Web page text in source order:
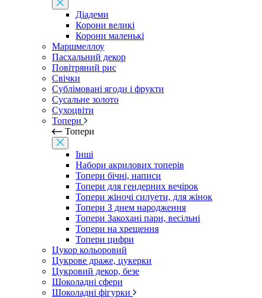
Діадеми
Корони великі
Корони маленькі
Маршмеллоу
Пасхальний декор
Повітряний рис
Свічки
Сублімовані ягоди і фрукти
Сусальне золото
Сухоцвіти
Топери
Топери
Інші
Набори акрилових топерів
Топери бічні, написи
Топери для гендерних вечірок
Топери жіночі силуети, для жінок
Топери З днем ​​народження
Топери Закохані пари, весільні
Топери на хрещення
Топери цифри
Цукор кольоровий
Цукрове драже, цукерки
Цукровий декор, безе
Шоколадні сфери
Шоколадні фігурки